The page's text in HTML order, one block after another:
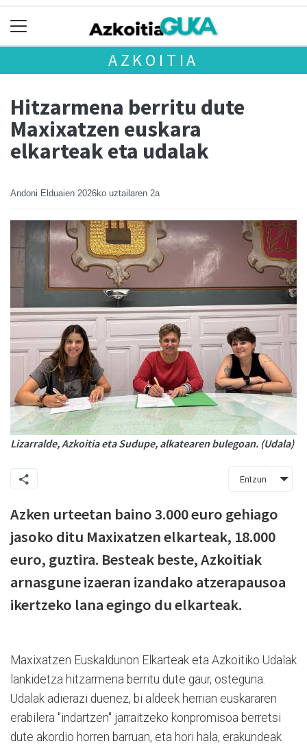
AZKOITIA
Hitzarmena berritu dute
Maxixatzen euskara
elkarteak eta udalak
Andoni Elduaien 2026ko uztailaren 2a
Lizarralde, Azkoitia eta Sudupe, alkatearen bulegoan. (Udala)
Entzun
Azken urteetan baino 3.000 euro gehiago
jasoko ditu Maxixatzen elkarteak, 18.000
euro, guztira. Besteak beste, Azkoitiak
arnasgune izaeran izandako atzerapausoa
ikertzeko lana egingo du elkarteak.
Maxixatzen Euskaldunon Elkarteak eta Azkoitiko Udalak
lankidetza hitzarmena berritu dute gaur, osteguna.
Udalak adierazi duenez, bi aldeek herrian euskararen
erabilera "indartzen" jarraitzeko konpromisoa berretsi
dute akordio horren barruan, eta hori hala, erakundeak